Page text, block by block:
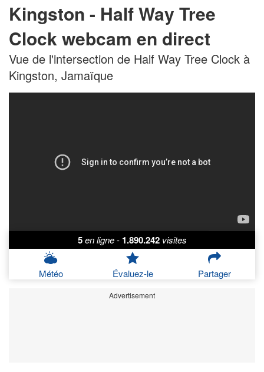
Kingston - Half Way Tree
Clock webcam en direct
Vue de l'intersection de Half Way Tree Clock à
Kingston, Jamaïque
5 en ligne - 1.890.242 visites
Météo Évaluez-le Partager
Advertisement